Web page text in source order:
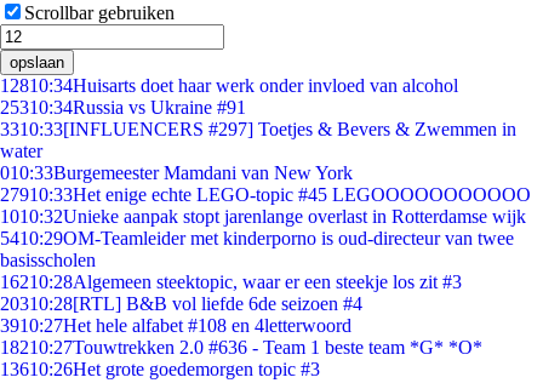
Scrollbar gebruiken
opslaan
12810:34Huisarts doet haar werk onder invloed van alcohol
25310:34Russia vs Ukraine #91
3310:33[INFLUENCERS #297] Toetjes & Bevers & Zwemmen in
water
010:33Burgemeester Mamdani van New York
27910:33Het enige echte LEGO-topic #45 LEGOOOOOOOOOOO
1010:32Unieke aanpak stopt jarenlange overlast in Rotterdamse wijk
5410:29OM-Teamleider met kinderporno is oud-directeur van twee
basisscholen
16210:28Algemeen steektopic, waar er een steekje los zit #3
20310:28[RTL] B&B vol liefde 6de seizoen #4
3910:27Het hele alfabet #108 en 4letterwoord
18210:27Touwtrekken 2.0 #636 - Team 1 beste team *G* *O*
13610:26Het grote goedemorgen topic #3